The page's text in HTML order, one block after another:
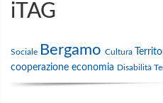
iTAG
Sociale Bergamo Cultura
cooperazione economia Disabilità